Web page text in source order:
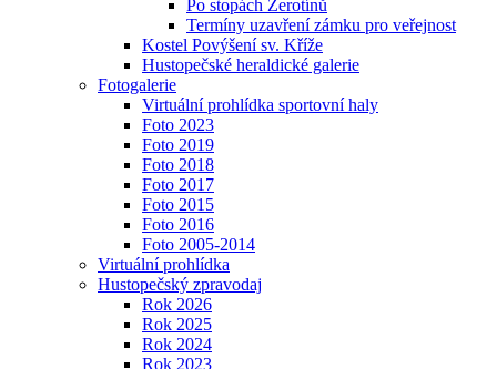
Po stopách Žerotínů
Termíny uzavření zámku pro veřejnost
Kostel Povýšení sv. Kříže
Hustopečské heraldické galerie
Fotogalerie
Virtuální prohlídka sportovní haly
Foto 2023
Foto 2019
Foto 2018
Foto 2017
Foto 2015
Foto 2016
Foto 2005-2014
Virtuální prohlídka
Hustopečský zpravodaj
Rok 2026
Rok 2025
Rok 2024
Rok 2023